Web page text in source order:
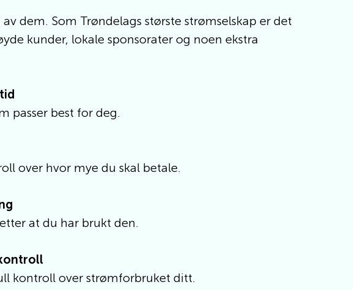
dem. Som Trøndelags største strømselskap er det
kunder, lokale sponsorater og noen ekstra
passer best for deg.
over hvor mye du skal betale.
at du har brukt den.
kontroll over strømforbruket ditt.